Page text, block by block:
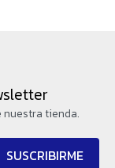
tienda.
SUSCRIBIRME